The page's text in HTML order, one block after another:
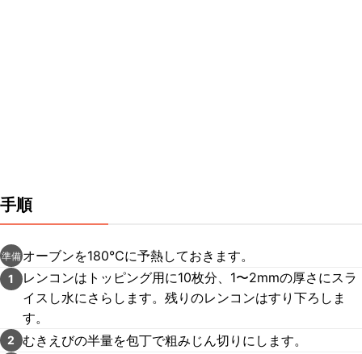
手順
準備 オーブンを180℃に予熱しておきます。
1
レンコンはトッピング用に10枚分、1〜2mmの厚さにスラ
イスし水にさらします。残りのレンコンはすり下ろしま
す。
2 むきえびの半量を包丁で粗みじん切りにします。